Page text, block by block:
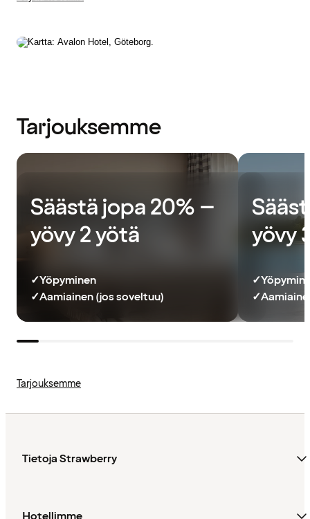
Tarjouksemme
Säästä jopa 20% –
yövy 2 yötä
✓Yöpyminen
✓Aamiainen (jos soveltuu)
yövy
✓
✓
Tarjouksemme
Tietoja Strawberry
Hotellimme